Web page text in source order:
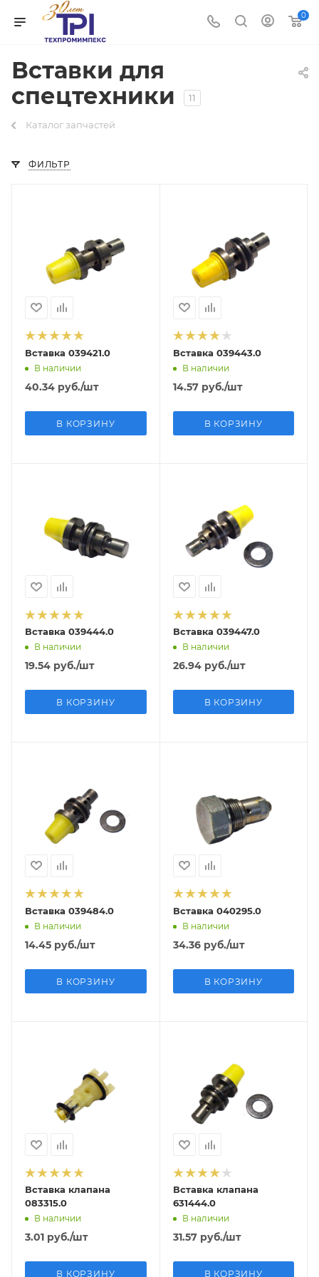
0
Вставки для
спецтехники
11
Каталог запчастей
ФИЛЬТР
Вставка 039421.0
В наличии
40.34 руб./шт
В КОРЗИНУ
Вставка 039443.0
В наличии
14.57руб./шт
В КОРЗИНУ
Вставка 039444.0
В наличии
19.54 руб./шт
В КОРЗИНУ
Вставка 039447.0
В наличии
26.94руб./шт
В КОРЗИНУ
Вставка 039484.0
В наличии
14.45 руб./шт
В КОРЗИНУ
Вставка 040295.0
В наличии
34.36руб./шт
В КОРЗИНУ
Вставка клапана
083315.0
В наличии
3.01 руб./шт
В КОРЗИНУ
Вставка клапана
631444.0
В наличии
31.57руб./шт
В КОРЗИНУ